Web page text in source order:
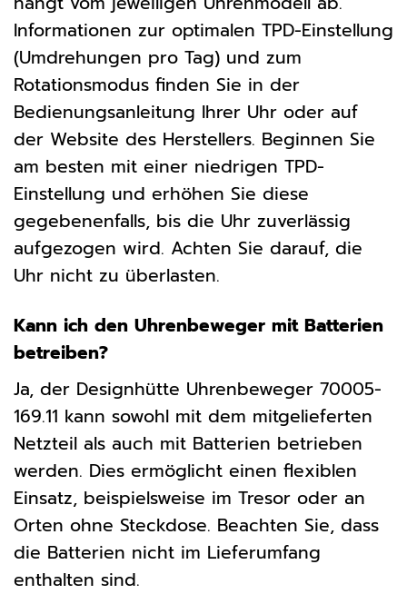
Informationen zur optimalen TPD-Einstellung
(Umdrehungen pro Tag) und zum
Rotationsmodus finden Sie in der
Bedienungsanleitung Ihrer Uhr oder auf
der Website des Herstellers. Beginnen Sie
am besten mit einer niedrigen TPD-
Einstellung und erhöhen Sie diese
gegebenenfalls, bis die Uhr zuverlässig
aufgezogen wird. Achten Sie darauf, die
Uhr nicht zu überlasten.
Kann ich den Uhrenbeweger mit Batterien
betreiben?
Ja, der Designhütte Uhrenbeweger 70005-
169.11 kann sowohl mit dem mitgelieferten
Netzteil als auch mit Batterien betrieben
werden. Dies ermöglicht einen flexiblen
Einsatz, beispielsweise im Tresor oder an
Orten ohne Steckdose. Beachten Sie, dass
die Batterien nicht im Lieferumfang
enthalten sind.